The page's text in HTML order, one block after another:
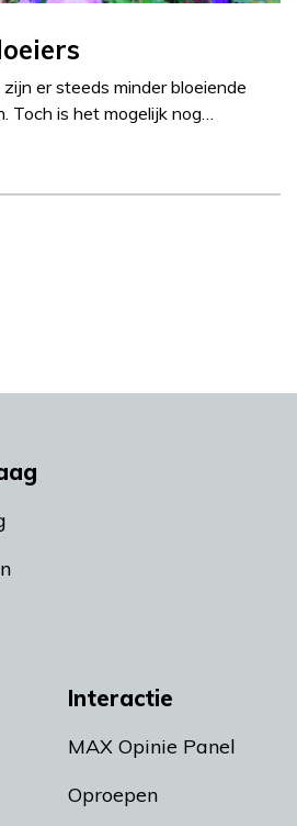
er steeds minder bloeiende
Toch is het mogelijk nog…
Interactie
MAX Opinie Panel
Oproepen